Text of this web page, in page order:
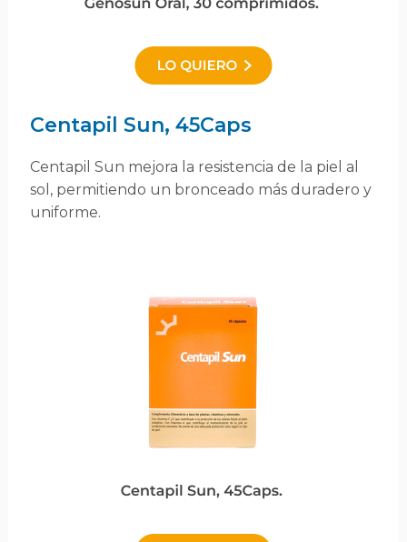
Centapil Sun, 45Caps
Centapil Sun mejora la resistencia de la piel al
sol, permitiendo un bronceado más duradero y
uniforme.